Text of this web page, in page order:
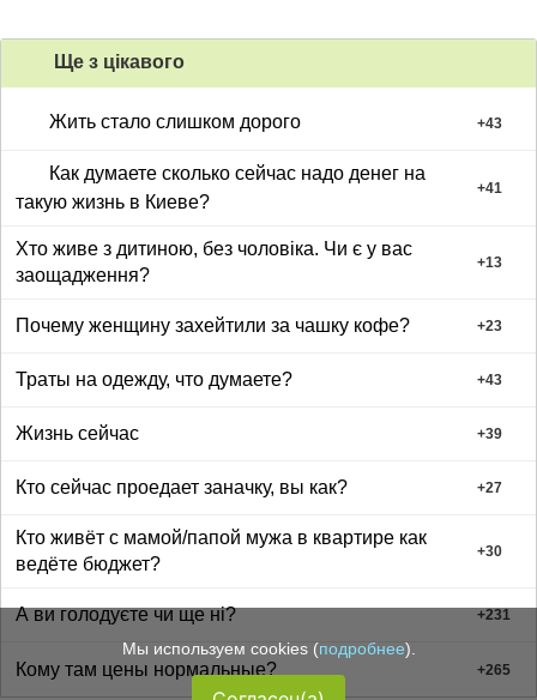
Ще з цiкавого
Жить стало слишком дорого +43
Как думаете сколько сейчас надо денег на
такую жизнь в Киеве?
+41
Хто живе з дитиною, без чоловіка. Чи є у вас
заощадження?
+13
Почему женщину захейтили за чашку кофе? +23
Траты на одежду, что думаете? +43
Жизнь сейчас +39
Кто сейчас проедает заначку, вы как? +27
Кто живёт с мамой/папой мужа в квартире как
ведёте бюджет?
+30
А ви голодуєте чи ще ні? +231
Кому там цены нормальные? +265
Мы используем cookies (подробнее).